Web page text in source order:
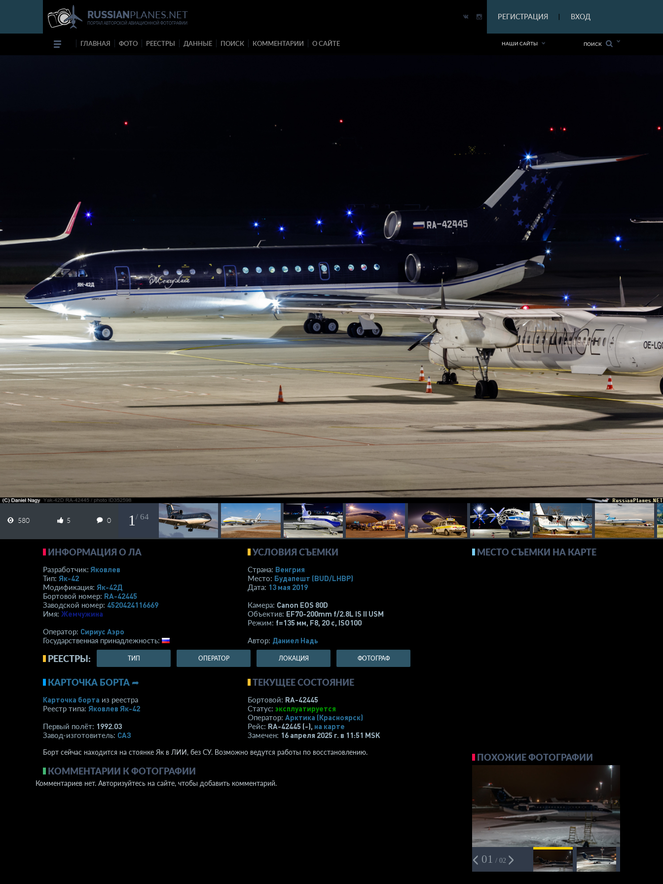
RUSSIANPLANES.NET
ПОРТАЛ АВТОРСКОЙ АВИАЦИОННОЙ ФОТОГРАФИИ
РЕГИСТРАЦИЯ ВХОД
ГЛАВНАЯ ФОТО РЕЕСТРЫ ДАННЫЕ ПОИСК КОММЕНТАРИИ О САЙТЕ НАШИ САЙТЫ ПОИСК
580 5 0 1 / 64
ИНФОРМАЦИЯ О ЛА
Разработчик: Яковлев
Тип: Як-42
Модификация: Як-42Д
Бортовой номер: RA-42445
Заводской номер: 4520424116669
Имя: Жемчужина
Оператор: Сириус Аэро
Государственная принадлежность:
УСЛОВИЯ СЪЕМКИ
Страна: Венгрия
Место: Будапешт (BUD/LHBP)
Дата: 13 мая 2019
Камера: Canon EOS 80D
Объектив: EF70-200mm f/2.8L IS II USM
Режим: f=135 мм, F8, 20 с, ISO100
Автор: Даниел Надь
РЕЕСТРЫ: ТИП ОПЕРАТОР ЛОКАЦИЯ ФОТОГРАФ
КАРТОЧКА БОРТА ➦
Карточка борта из реестра
Реестр типа: Яковлев Як-42
Первый полёт: 1992.03
Завод-изготовитель: САЗ
ТЕКУЩЕЕ СОСТОЯНИЕ
Бортовой: RA-42445
Статус: эксплуатируется
Оператор: Арктика (Красноярск)
Рейс: RA-42445 (-), на карте
Замечен: 16 апреля 2025 г. в 11:51 MSK
Борт сейчас находится на стоянке Як в ЛИИ, без СУ. Возможно ведутся работы по восстановлению.
КОММЕНТАРИИ К ФОТОГРАФИИ
Комментариев нет. Авторизуйтесь на сайте, чтобы добавить комментарий.
МЕСТО СЪЕМКИ НА КАРТЕ
ПОХОЖИЕ ФОТОГРАФИИ
01 / 02